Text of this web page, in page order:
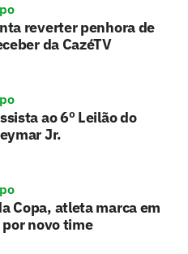
reverter penhora de
da CazéTV
ao 6º Leilão do
Jr.
Copa, atleta marca em
novo time